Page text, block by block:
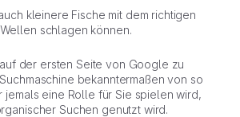
kleinere Fische mit dem richtigen
schlagen können.
auf der ersten Seite von Google zu
bekanntermaßen von so
jemals eine Rolle für Sie spielen wird,
Suchen genutzt wird.